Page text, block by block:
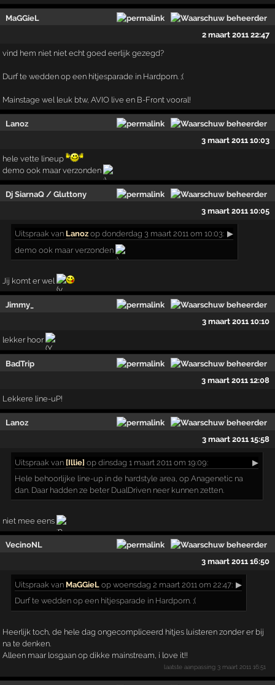
MaGGieL
2 maart 2011 22:47
vind hem niet niet echt goed eerlijk gezegd?
Durf te wedden op een hitjesparade in Hardporn. ;(
Mainstage wel leuk btw, AVIO live en B-Front vooral!
Lanoz
3 maart 2011 10:03
hele vette lineup
demo ook maar verzonden
Dj SiarnaQ / Gluttony
3 maart 2011 10:05
Uitspraak van Lanoz op donderdag 3 maart 2011 om 10:03: ▶
demo ook maar verzonden
Jij komt er wel
Jimmy_
3 maart 2011 10:10
lekker hoor
BadTrip
3 maart 2011 12:08
Lekkere line-uP!
Lanoz
3 maart 2011 15:58
Uitspraak van [Illie] op dinsdag 1 maart 2011 om 19:09:
▶
Hele behoorlijke line-up in de hardstyle area, op Anagenetic na
dan. Daar hadden ze beter DualDriven neer kunnen zetten.
niet mee eens
VecinoNL
3 maart 2011 16:50
Uitspraak van MaGGieL op woensdag 2 maart 2011 om 22:47: ▶
Durf te wedden op een hitjesparade in Hardporn. ;(
Heerlijk toch, de hele dag ongecompliceerd hitjes luisteren zonder er bij
na te denken.
Alleen maar losgaan op dikke mainstream, i love it!!
laatste aanpassing 3 maart 2011 16:51